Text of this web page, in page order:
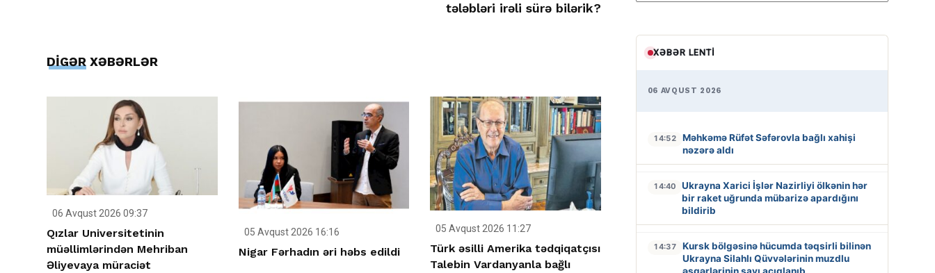
tələbləri irəli sürə bilərik?
DİGƏR XƏBƏRLƏR
06 Avqust 2026 09:37
Qızlar Universitetinin
müəllimlərindən Mehriban
Əliyevaya müraciət
05 Avqust 2026 16:16
Nigar Fərhadın əri həbs edildi
05 Avqust 2026 11:27
Türk əsilli Amerika tədqiqatçısı
Talebin Vardanyanla bağlı
XƏBƏR LENTI
06 AVQUST 2026
14:52
Məhkəmə Rüfət Səfərovla bağlı xahişi
nəzərə aldı
14:40
Ukrayna Xarici İşlər Nazirliyi ölkənin hər
bir raket uğrunda mübarizə apardığını
bildirib
14:37
Kursk bölgəsinə hücumda təqsirli bilinən
Ukrayna Silahlı Qüvvələrinin muzdlu